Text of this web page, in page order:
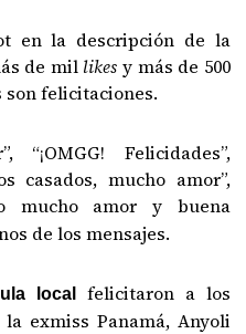
en la descripción de la
de mil likes y más de 500
son felicitaciones.
“¡OMGG! Felicidades”,
casados, mucho amor”,
mucho amor y buena
de los mensajes.
local felicitaron a los
exmiss Panamá, Anyoli